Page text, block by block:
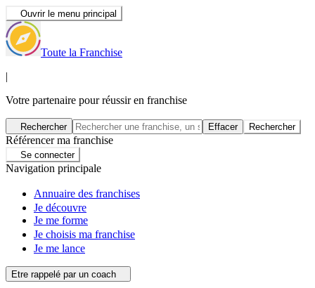
Ouvrir le menu principal
Toute la Franchise
|
Votre partenaire pour réussir en franchise
Rechercher Effacer Rechercher
Référencer ma franchise
Se connecter
Navigation principale
Annuaire des franchises
Je découvre
Je me forme
Je choisis ma franchise
Je me lance
Etre rappelé par un coach